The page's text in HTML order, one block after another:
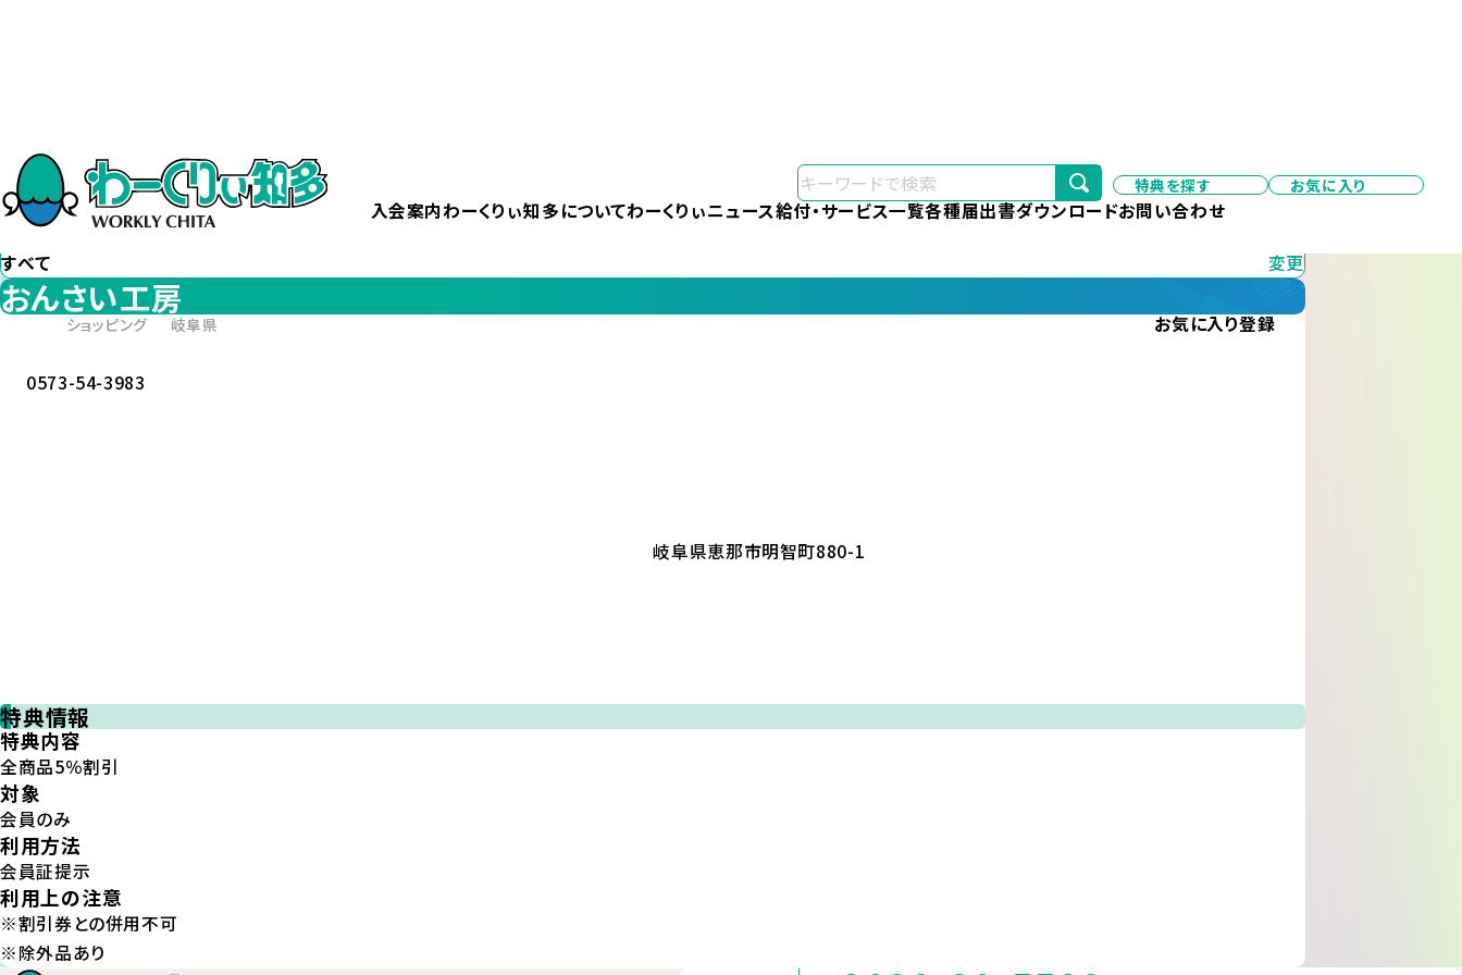
特典を探す お気に入り
入会案内わーくりぃ知多についてわーくりぃニュース給付・サービス一覧各種届出書ダウンロードお問い合わせ
カテゴリー から探す
すべて 変更
エリア から探す
すべて 変更
おんさい工房
ショッピング 岐阜県 お気に入り登録
0573-54-3983
岐阜県恵那市明智町880-1
特典情報
特典内容
全商品5％割引
対象
会員のみ
利用方法
会員証提示
利用上の注意
※割引券との併用不可
※除外品あり